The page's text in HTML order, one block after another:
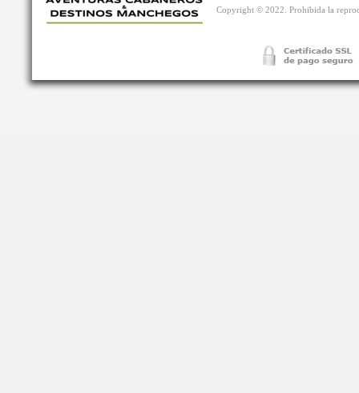
Copyright © 2022. Prohibida la